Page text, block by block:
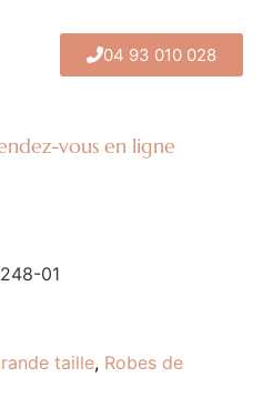
04 93 010 028
vous en ligne
01
taille, Robes de